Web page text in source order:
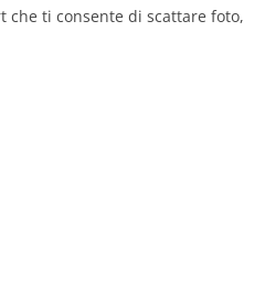
che ti consente di scattare foto,